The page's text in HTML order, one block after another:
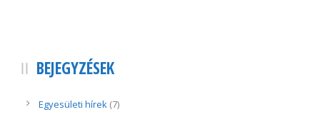
BEJEGYZÉSEK
Egyesületi hírek (7)